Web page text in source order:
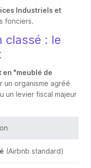
Industriels et
fonciers.
classé : le
en "meublé de
un organisme agréé
un levier fiscal majeur
(Airbnb standard)